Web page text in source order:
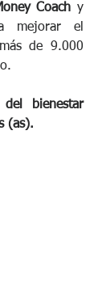
Coach y
mejorar el
de 9.000
bienestar
(as).